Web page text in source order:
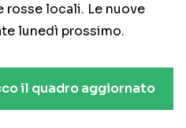
rosse locali. Le nuove
lunedì prossimo.
il quadro aggiornato